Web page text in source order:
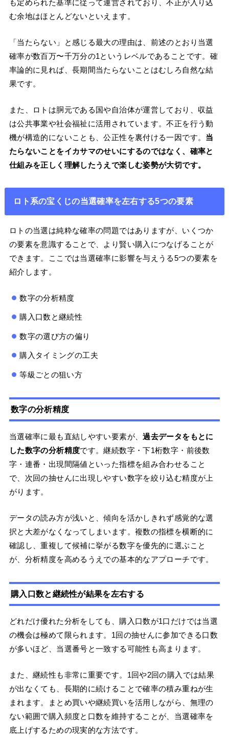
も定められた基準に従って運営されており、不正が入り込
む余地はほとんどないといえます。
「当たらない」と感じる最大の理由は、前述のとおり当選
確率が数百万〜千万分の1というレベルであることです。確
率論的に見れば、長期間当たらないことはむしろ自然な結
果です。
また、ロトは胴元である国や自治体が運営しており、収益
は公共事業や社会福祉に活用されています。不正を行う動
機が構造的にないことも、公正性を裏付ける一因です。 当
たらないことをイカサマのせいにするのではなく、確率と
仕組みを正しく理解したうえで楽しむ姿勢が大切です。
ロト系の宝くじの当選確率を左右する5つの要素
ロトの当選は純粋な確率の問題ではありますが、いくつか
の要素を意識することで、より賢い購入につなげることが
できます。ここでは当選確率に影響を与えうる5つの要素を
紹介します。
数字の分析精度
購入口数と継続性
数字の選び方の偏り
購入タイミングの工夫
等級ごとの狙い方
数字の分析精度
当選確率に最も直結しやすい要素が、過去データをもとに
した数字の分析精度です。継続数字・下1桁数字・前後数
字・連番・出現間隔値といった指標を組み合わせること
で、次回の抽せんに出現しやすい数字を絞り込む精度が上
がります。
データの読み方が浅いと、傾向を活かしきれず感覚的な選
択と大差がなくなってしまいます。複数の指標を横断的に
確認し、重複して候補に挙がる数字を優先的に選ぶこと
が、分析精度を高めるうえでの基本的なアプローチです。
購入口数と継続性が結果を左右する
どれだけ優れた分析をしても、購入口数が1口だけでは当選
の機会は極めて限られます。1回の抽せんに参加できる口数
が多いほど、当選番号と一致する可能性も高まります。
また、継続性も非常に重要です。1回や2回の購入では結果
が出なくても、長期的に続けることで確率の積み重ねが生
まれます。まとめ買いや継続買いを活用しながら、無理の
ない範囲で購入頻度と口数を維持することが、当選確率を
底上げするための現実的な方法です。